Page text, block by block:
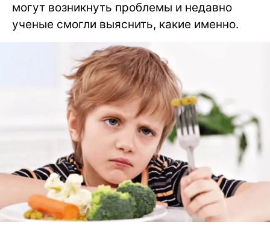
могут возникнуть проблемы и недавно
ученые смогли выяснить, какие именно.